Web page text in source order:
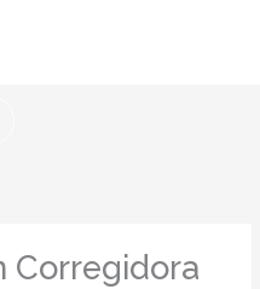
Corregidora